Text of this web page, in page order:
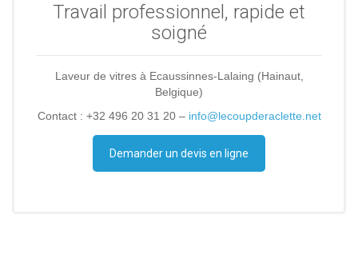
Travail professionnel, rapide et
soigné
Laveur de vitres à Ecaussinnes-Lalaing (Hainaut,
Belgique)
Contact : +32 496 20 31 20 – info@lecoupderaclette.net
Demander un devis en ligne